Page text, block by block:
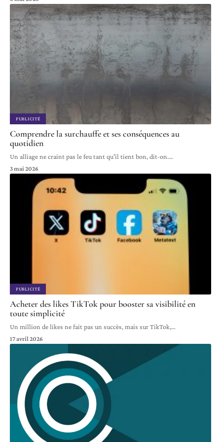
PUBLICITÉ
Comprendre la surchauffe et ses conséquences au
quotidien
Un alliage ne craint pas le feu tant qu'il tient bon, dit-on.…
3 mai 2026
PUBLICITÉ
Acheter des likes TikTok pour booster sa visibilité en
toute simplicité
Un million de likes ne fait pas un succès, mais sur TikTok,…
17 avril 2026